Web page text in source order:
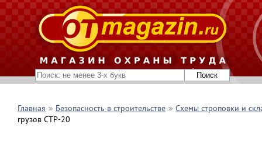
Главная Безопасность в строительстве
Схемы строповки и
грузов СТР-20